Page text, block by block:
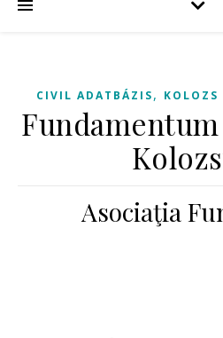
CIVIL ADATBÁZIS, KOLOZS
Asociaţia